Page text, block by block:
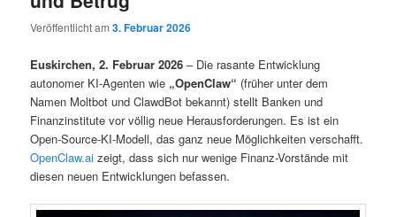
Veröffentlicht am3. Februar 2026
Euskirchen, 2. Februar 2026 – Die rasante Entwicklung
autonomer KI-Agenten wie „OpenClaw“ (früher unter dem
Namen Moltbot und ClawdBot bekannt) stellt Banken und
Finanzinstitute vor völlig neue Herausforderungen. Es ist ein
Open-Source-KI-Modell, das ganz neue Möglichkeiten verschafft.
OpenClaw.ai zeigt, dass sich nur wenige Finanz-Vorstände mit
diesen neuen Entwicklungen befassen.